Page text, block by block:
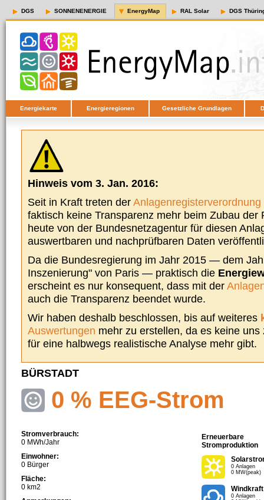
DGS SONNENENERGIE EnergyMap RAL Solar DGS
Energiekarte Energieregionen Gesetzliche Grundlagen
Hinweis vom 3. Jan. 2016:
Seit in Kraft treten derAnlagenregisterverordnung
faktisch keine Transparenz mehr beim Zubau der
heute von der Bundesnetzagentur für diesen
auswertbaren und nachprüfbaren Daten
Da die Bundesregierung im Jahr 2015 — dem
Inszenierung" von Paris — praktisch die
erscheint es nur konsequent, dass mit der
auch die Transparenz beendet wurde.
Wir haben deshalb beschlossen, bis auf weiteres
Auswertungen mehr zu erstellen, da es keine
für eine halbwegs realistische Analyse mehr gibt.
BÜRSTADT
0 % EEG-Strom
Stromverbrauch:
0 MWh/Jahr
Einwohner:
0 Bürger
Fläche:
0 km2
Erneuerbare
Stromproduktion
0 Anlagen
0 MW(peak)
Windkraft
0 Anlagen